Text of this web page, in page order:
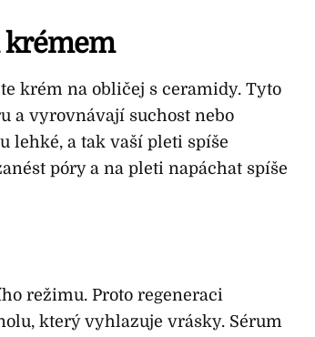
krémem
krém na obličej s ceramidy. Tyto
a vyrovnávají suchost nebo
lehké, a tak vaší pleti spíše
póry a na pleti napáchat spíše
režimu. Proto regeneraci
který vyhlazuje vrásky. Sérum